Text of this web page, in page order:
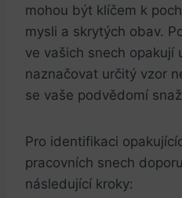
mohou být klíčem k
mysli a skrytých obav.
ve vašich snech opakují
naznačovat určitý vzor
se vaše podvědomí
Pro identifikaci
pracovních snech
následující kroky: